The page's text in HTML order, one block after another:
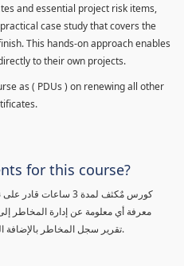
and essential project risk items,
case study that covers the
This hands-on approach enables
to their own projects.
as ( PDUs ) on renewing all other
for this course?
كورس مٌكثف لمدة 3
معرفة أي معلومة عن إدارة المخاطر
تقرير سجل المخاطر بالإضافة الى المقدرة التامية لإدارة مخاطر المشاريع.